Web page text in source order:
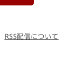
RSS配信について